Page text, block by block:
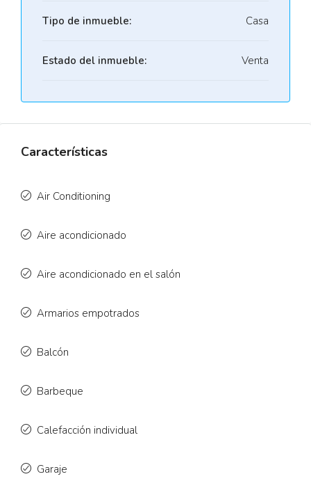
Tipo de inmueble: Casa
Estado del inmueble: Venta
Características
Air Conditioning
Aire acondicionado
Aire acondicionado en el salón
Armarios empotrados
Balcón
Barbeque
Calefacción individual
Garaje